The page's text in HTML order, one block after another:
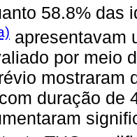
58.8% das
apresentavam
por meio
mostraram
duração de